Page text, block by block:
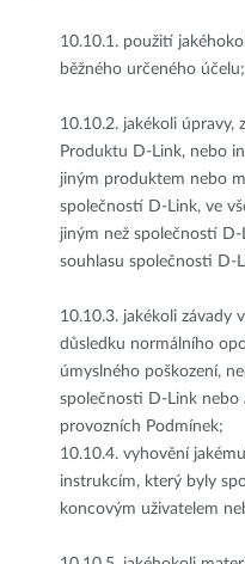
10.10.1. použití
běžného určeného účelu;
10.10.2. jakékoli úpravy,
Produktu D-Link, nebo
jiným produktem nebo
společností D-Link, ve
jiným než společností
souhlasu společnosti D-
10.10.3. jakékoli závady
důsledku normálního
úmyslného poškození,
společnosti D-Link nebo
provozních Podmínek;
10.10.4. vyhovění
instrukcím, který byly
koncovým uživatelem